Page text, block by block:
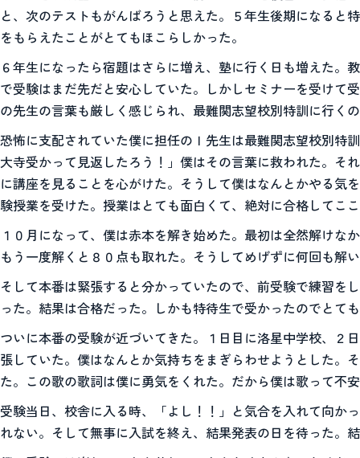
と、次のテストもがんばろうと思えた。５年生後期になる
をもらえたことがとてもほこらしかった。
６年生になったら宿題はさらに増え、塾に行く日も増えた
で受験はまだ先だと安心していた。しかしセミナーを受けて
の先生の言葉も厳しく感じられ、最難関志望校別特訓に行く
恐怖に支配されていた僕に担任のＩ先生は最難関志望校別特
大寺受かって見返したろう！」僕はその言葉に救われた。そ
に講座を見ることを心がけた。そうして僕はなんとかやる気
験授業を受けた。授業はとても面白くて、絶対に合格してこ
１０月になって、僕は赤本を解き始めた。最初は全然解け
もう一度解くと８０点も取れた。そうしてめげずに何回も解
そして本番は緊張すると分かっていたので、前受験で練習を
った。結果は合格だった。しかも特待生で受かったのでとて
ついに本番の受験が近づいてきた。１日目に洛星中学校、２
張していた。僕はなんとか気持ちをまぎらわせようとした。
た。この歌の歌詞は僕に勇気をくれた。だから僕は歌って不
受験当日、校舎に入る時、「よし！！」と気合を入れて向か
れない。そして無事に入試を終え、結果発表の日を待った。